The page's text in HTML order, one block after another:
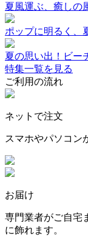
夏風運ぶ、癒しの
ポップに明るく、
夏の思い出！ビー
特集一覧を見る
ご利用の流れ
ネットで注文
スマホやパソコン
お届け
専門業者がご自宅
に飾れます。